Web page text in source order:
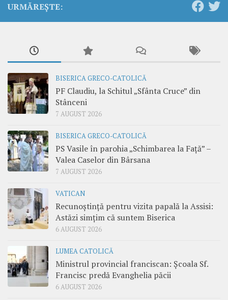
URMĂREȘTE:
BISERICA GRECO-CATOLICĂ
PF Claudiu, la Schitul „Sfânta Cruce” din
Stânceni
7 AUGUST 2026
BISERICA GRECO-CATOLICĂ
PS Vasile în parohia „Schimbarea la Față” –
Valea Caselor din Bârsana
7 AUGUST 2026
VATICAN
Recunoștință pentru vizita papală la Assisi:
Astăzi simțim că suntem Biserica
6 AUGUST 2026
LUMEA CATOLICĂ
Ministrul provincial franciscan: Școala Sf.
Francisc predă Evanghelia păcii
6 AUGUST 2026